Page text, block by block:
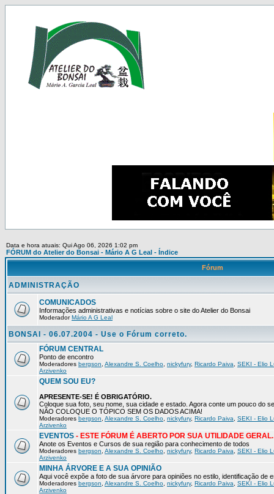
Data e hora atuais: Qui Ago 06, 2026 1:02 pm
FÓRUM do Atelier do Bonsai - Mário A G Leal - Índice
Fórum
ADMINISTRAÇÃO
COMUNICADOS
Informações administrativas e notícias sobre o site do Atelier do Bonsai
ModeradorMário A G Leal
BONSAI - 06.07.2004 - Use o Fórum correto.
FÓRUM CENTRAL
Ponto de encontro
Moderadores bergson Alexandre S. Coelho nickyfury, Ricardo Paiva
SEKI - Elio
Arzivenko
QUEM SOU EU?
APRESENTE-SE! É OBRIGATÓRIO.
Coloque sua foto, seu nome, sua cidade e estado. Agora conte um pouco do
NÃO COLOQUE O TÓPICO SEM OS DADOS ACIMA!
Moderadores bergson Alexandre S. Coelho nickyfury, Ricardo Paiva
SEKI - Elio
Arzivenko
EVENTOS - ESTE FÓRUM É ABERTO POR SUA UTILIDADE GERAL.
Anote os Eventos e Cursos de sua região para conhecimento de todos
Moderadores bergson Alexandre S. Coelho nickyfury, Ricardo Paiva
SEKI - Elio
Arzivenko
MINHA ÁRVORE E A SUA OPINIÃO
Aqui você expõe a foto de sua árvore para opiniões no estilo, identificação de
Moderadores bergson Alexandre S. Coelho nickyfury, Ricardo Paiva
SEKI - Elio
Arzivenko